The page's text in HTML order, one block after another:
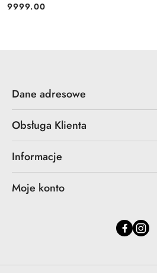
Cena:
9999.00
Dane adresowe
Obsługa Klienta
Informacje
Moje konto